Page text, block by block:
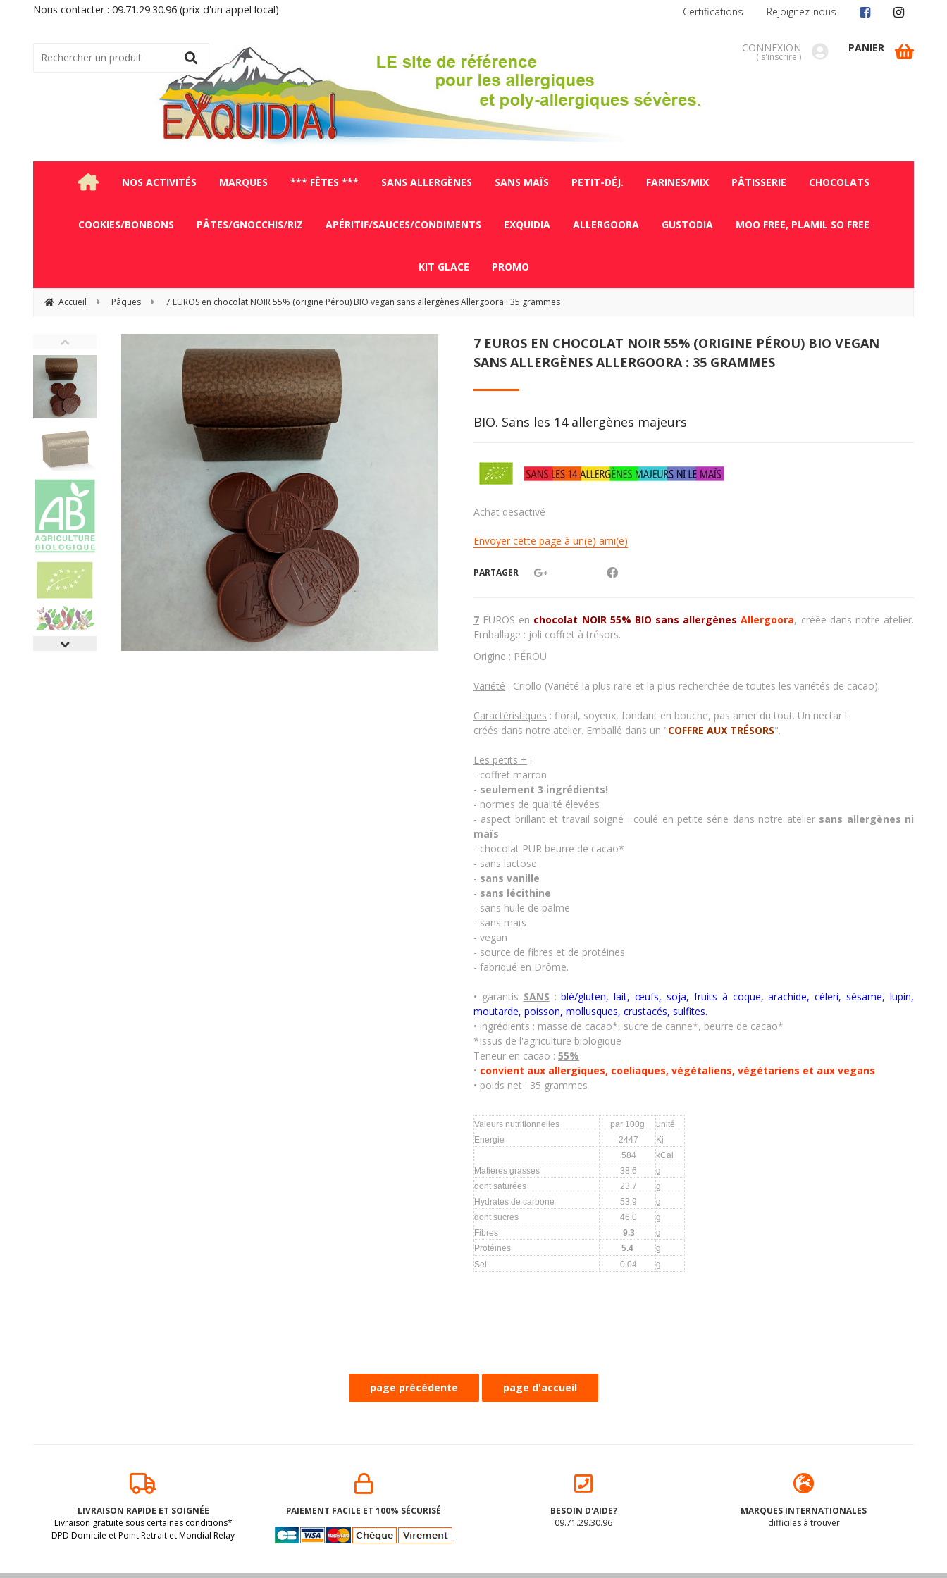
Nous contacter : 09.71.29.30.96 (prix d'un appel local)
CONNEXION
( s'inscrire )
PANIER
NOS ACTIVITÉS MARQUES *** FÊTES *** SANS ALLERGÈNES SANS MAÏS PETIT-DÉJ. FARINES/MIX PÂTISSERIE CHOCOLATS
COOKIES/BONBONS PÂTES/GNOCCHIS/RIZ APÉRITIF/SAUCES/CONDIMENTS EXQUIDIA ALLERGOORA GUSTODIA MOO FREE, PLAMIL SO FREE
KIT GLACE PROMO
Accueil Pâques 7 EUROS en chocolat NOIR 55% (origine Pérou) BIO vegan sans allergènes Allergoora : 35 grammes
7 EUROS EN CHOCOLAT NOIR 55% (ORIGINE PÉROU) BIO VEGAN
SANS ALLERGÈNES ALLERGOORA : 35 GRAMMES
BIO. Sans les 14 allergènes majeurs
Achat desactivé
Envoyer cette page à un(e) ami(e)
PARTAGER
7 EUROS en chocolat NOIR 55% BIO sans allergènes Allergoora, créée dans notre atelier.
Emballage : joli coffret à trésors.
Origine : PÉROU
Variété : Criollo (Variété la plus rare et la plus recherchée de toutes les variétés de cacao).
Caractéristiques : floral, soyeux, fondant en bouche, pas amer du tout. Un nectar !
créés dans notre atelier. Emballé dans un "COFFRE AUX TRÉSORS".
Les petits + :
- coffret marron
- seulement 3 ingrédients!
- normes de qualité élevées
- aspect brillant et travail soigné : coulé en petite série dans notre atelier sans allergènes ni
maïs
- chocolat PUR beurre de cacao*
- sans lactose
- sans vanille
- sans lécithine
- sans huile de palme
- sans maïs
- vegan
- source de fibres et de protéines
- fabriqué en Drôme.
• garantis SANS :blé/gluten, lait, œufs, soja, fruits à coque, arachide, céleri, sésame, lupin,
moutarde, poisson, mollusques, crustacés, sulfites.
• ingrédients : masse de cacao*, sucre de canne*, beurre de cacao*
*Issus de l'agriculture biologique
Teneur en cacao : 55%
• convient aux allergiques, coeliaques, végétaliens, végétariens et aux vegans
• poids net : 35 grammes
Valeurs nutritionnelles par 100g
unité
Energie
2447
Kj
584
kCal
Matières grasses
38.6
g
dont saturées
23.7
g
Hydrates de carbone
53.9
g
dont sucres
46.0
g
Fibres
9.3
g
Protéines
5.4
g
Sel
0.04 g
Certifications Rejoignez-nous
LIVRAISON RAPIDE ET SOIGNÉE
Livraison gratuite sous certaines conditions*
DPD Domicile et Point Retrait et Mondial Relay
PAIEMENT FACILE ET 100% SÉCURISÉ BESOIN D'AIDE?
09.71.29.30.96
MARQUES INTERNATIONALES
difficiles à trouver